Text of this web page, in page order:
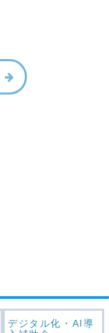
デジタル化・AI導